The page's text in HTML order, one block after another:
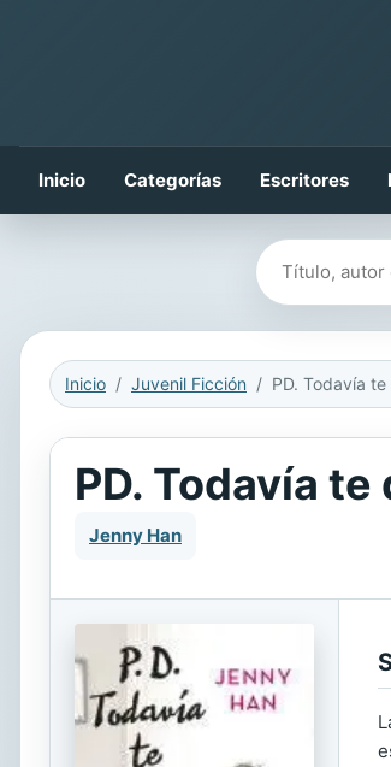
Inicio Categorías Escritores
Buscar libros
Inicio Juvenil Ficción PD. Todavía
PD. Todavía te
Jenny Han